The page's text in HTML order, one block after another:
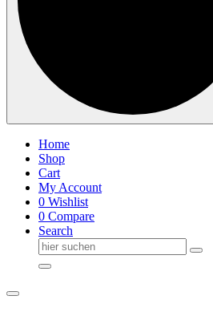
Home
Shop
Cart
My Account
0 Wishlist
0 Compare
Search
Suche
nach: